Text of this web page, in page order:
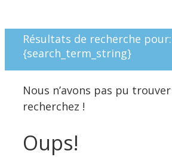
Résultats de recherche pour:
{search_term_string}
Nous n’avons pas pu
recherchez !
Oups!